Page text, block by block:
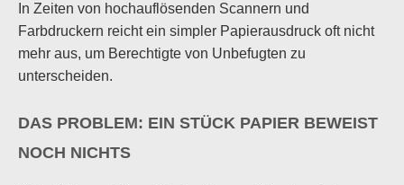
In Zeiten von hochauflösenden Scannern und
Farbdruckern reicht ein simpler Papierausdruck oft nicht
mehr aus, um Berechtigte von Unbefugten zu
unterscheiden.
DAS PROBLEM: EIN STÜCK PAPIER BEWEIST
NOCH NICHTS